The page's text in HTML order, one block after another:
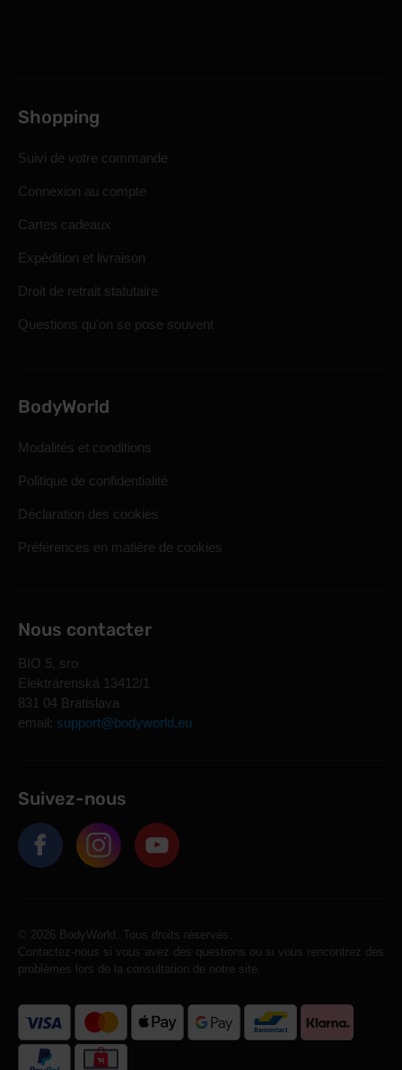
Shopping
Suivi de votre commande
Connexion au compte
Cartes cadeaux
Expédition et livraison
Droit de retrait statutaire
Questions qu'on se pose souvent
BodyWorld
Modalités et conditions
Politique de confidentialité
Déclaration des cookies
Préférences en matière de cookies
Nous contacter
BIO 5, sro
Elektrárenská 13412/1
831 04 Bratislava
email: support@bodyworld.eu
Suivez-nous
© 2026 BodyWorld. Tous droits réservés.
Contactez-nous si vous avez des questions ou si vous rencontrez des
problèmes lors de la consultation de notre site.